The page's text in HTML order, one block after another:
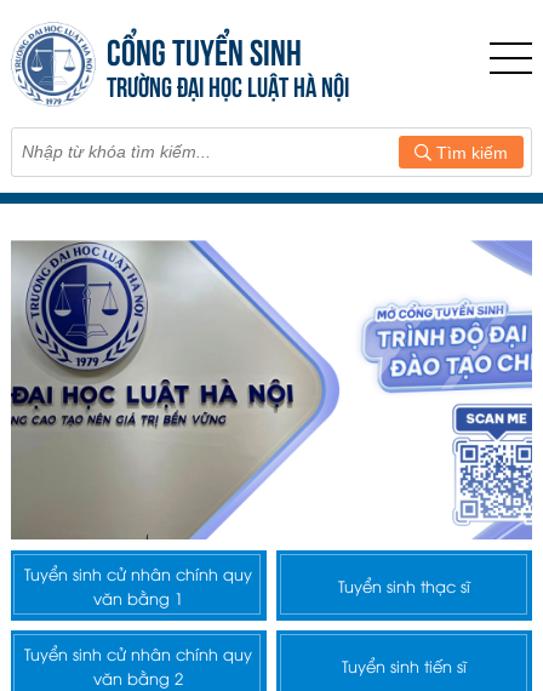
CỔNG TUYỂN SINH
TRƯỜNG ĐẠI HỌC LUẬT HÀ NỘI
Tìm kiếm
Tuyển sinh cử nhân chính quy
văn bằng 1
Tuyển sinh thạc sĩ
Tuyển sinh cử nhân chính quy
văn bằng 2
Tuyển sinh tiến sĩ